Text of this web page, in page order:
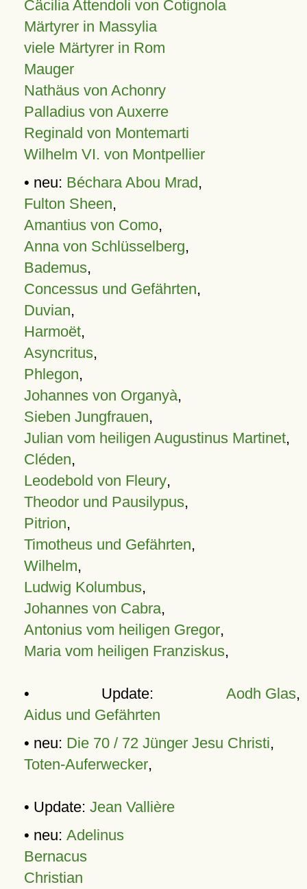
Cäcilia Attendoli von Cotignola
Märtyrer in Massylia
viele Märtyrer in Rom
Mauger
Nathäus von Achonry
Palladius von Auxerre
Reginald von Montemarti
Wilhelm VI. von Montpellier
• neu: Béchara Abou Mrad,
Fulton Sheen,
Amantius von Como,
Anna von Schlüsselberg,
Bademus,
Concessus und Gefährten,
Duvian,
Harmoët,
Asyncritus,
Phlegon,
Johannes von Organyà,
Sieben Jungfrauen,
Julian vom heiligen Augustinus Martinet,
Cléden,
Leodebold von Fleury,
Theodor und Pausilypus,
Pitrion,
Timotheus und Gefährten,
Wilhelm,
Ludwig Kolumbus,
Johannes von Cabra,
Antonius vom heiligen Gregor,
Maria vom heiligen Franziskus,
• Update: Aodh Glas,
Aidus und Gefährten
• neu: Die 70 / 72 Jünger Jesu Christi,
Toten-Auferwecker,
• Update: Jean Vallière
• neu: Adelinus
Bernacus
Christian